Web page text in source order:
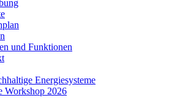
und Funktionen
Energiesysteme
Workshop 2026